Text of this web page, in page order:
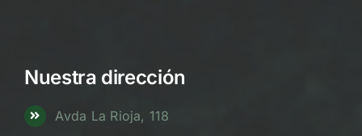
Nuestra dirección
Avda La Rioja, 118